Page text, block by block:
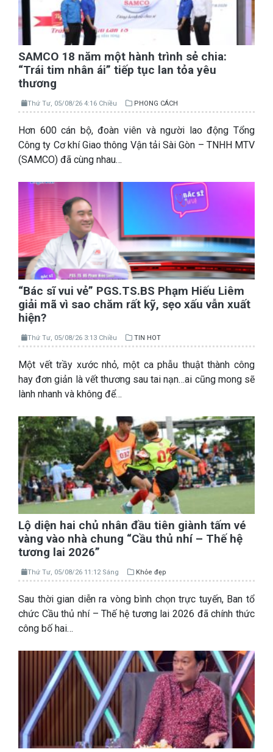
SAMCO 18 năm một hành trình sẻ chia:
“Trái tim nhân ái” tiếp tục lan tỏa yêu
thương
Thứ Tư, 05/08/26 4:16 Chiều PHONG CÁCH
Hơn 600 cán bộ, đoàn viên và người lao động Tổng
Công ty Cơ khí Giao thông Vận tải Sài Gòn – TNHH MTV
(SAMCO) đã cùng nhau…
“Bác sĩ vui vẻ” PGS.TS.BS Phạm Hiếu Liêm
giải mã vì sao chăm rất kỹ, sẹo xấu vẫn xuất
hiện?
Thứ Tư, 05/08/26 3:13 Chiều TIN HOT
Một vết trầy xước nhỏ, một ca phẫu thuật thành công
hay đơn giản là vết thương sau tai nạn…ai cũng mong sẽ
lành nhanh và không để…
Lộ diện hai chủ nhân đầu tiên giành tấm vé
vàng vào nhà chung “Cầu thủ nhí – Thế hệ
tương lai 2026”
Thứ Tư, 05/08/26 11:12 Sáng Khỏe đẹp
Sau thời gian diễn ra vòng bình chọn trực tuyến, Ban tổ
chức Cầu thủ nhí – Thế hệ tương lai 2026 đã chính thức
công bố hai…